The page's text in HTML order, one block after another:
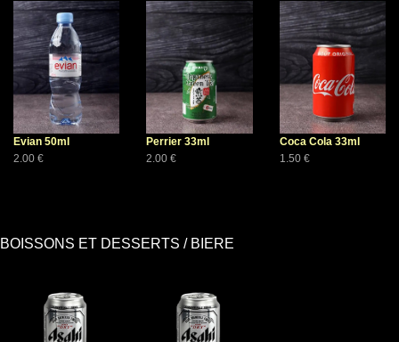
Evian 50ml
2.00 €
Perrier 33ml
2.00 €
Coca Cola 33ml
1.50 €
BOISSONS ET DESSERTS / BIERE